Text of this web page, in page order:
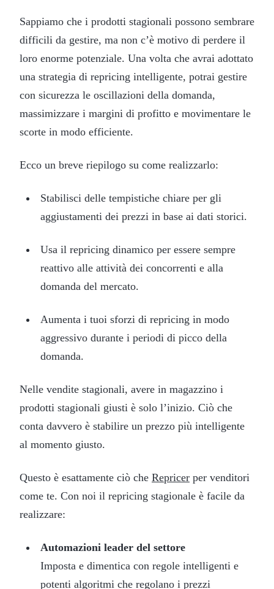
Sappiamo che i prodotti stagionali possono sembrare
difficili da gestire, ma non c’è motivo di perdere il
loro enorme potenziale. Una volta che avrai adottato
una strategia di repricing intelligente, potrai gestire
con sicurezza le oscillazioni della domanda,
massimizzare i margini di profitto e movimentare le
scorte in modo efficiente.
Ecco un breve riepilogo su come realizzarlo:
Stabilisci delle tempistiche chiare per gli
aggiustamenti dei prezzi in base ai dati storici.
Usa il repricing dinamico per essere sempre
reattivo alle attività dei concorrenti e alla
domanda del mercato.
Aumenta i tuoi sforzi di repricing in modo
aggressivo durante i periodi di picco della
domanda.
Nelle vendite stagionali, avere in magazzino i
prodotti stagionali giusti è solo l’inizio. Ciò che
conta davvero è stabilire un prezzo più intelligente
al momento giusto.
Questo è esattamente ciò che Repricer per venditori
come te. Con noi il repricing stagionale è facile da
realizzare:
Automazioni leader del settore
Imposta e dimentica con regole intelligenti e
potenti algoritmi che regolano i prezzi